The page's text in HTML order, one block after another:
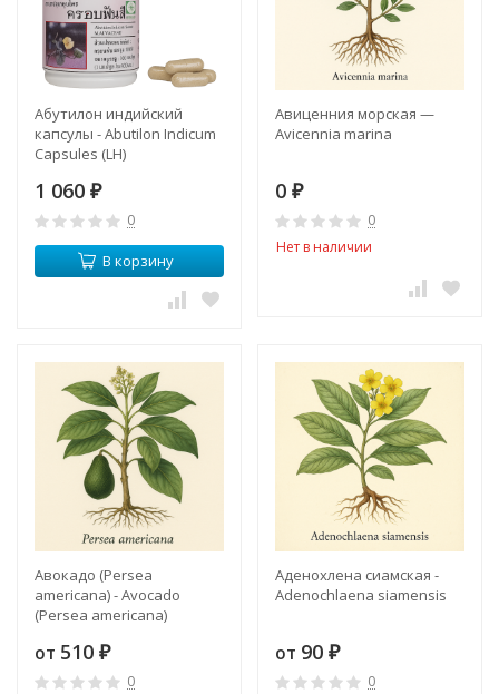
Абутилон индийский
капсулы - Abutilon Indicum
Capsules (LH)
1 060 ₽
0
В корзину
Авиценния морская —
Avicennia marina
0 ₽
0
Нет в наличии
Авокадо (Persea
americana) - Avocado
(Persea americana)
от 510 ₽
0
Аденохлена сиамская -
Adenochlaena siamensis
от 90 ₽
0